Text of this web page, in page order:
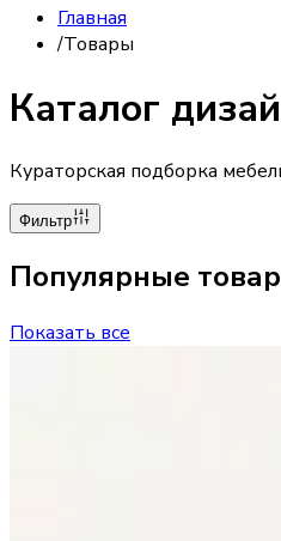
Главная
/Товары
Каталог
Кураторская подборка
Фильтр
Популярные
Показать все